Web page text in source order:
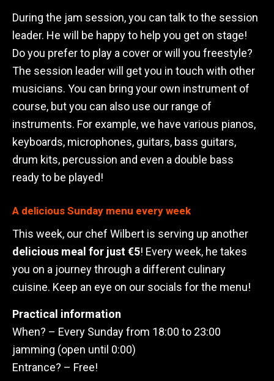
During the jam session, you can talk to the session
leader. He will be happy to help you get on stage!
Do you prefer to play a cover or will you freestyle?
The session leader will get you in touch with other
musicians. You can bring your own instrument of
course, but you can also use our range of
instruments. For example, we have various pianos,
keyboards, microphones, guitars, bass guitars,
drum kits, percussion and even a double bass
ready to be played!
A delicious Sunday menu every week
This week, our chef Wilbert is serving up another
delicious meal for just €5! Every week, he takes
you on a journey through a different culinary
cuisine. Keep an eye on our socials for the menu!
Practical information
When? – Every Sunday from 18:00 to 23:00
jamming (open until 0:00)
Entrance? – Free!